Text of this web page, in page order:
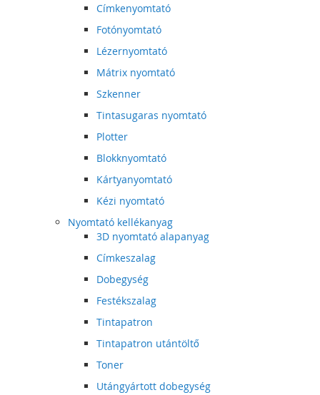
Címkenyomtató
Fotónyomtató
Lézernyomtató
Mátrix nyomtató
Szkenner
Tintasugaras nyomtató
Plotter
Blokknyomtató
Kártyanyomtató
Kézi nyomtató
Nyomtató kellékanyag
3D nyomtató alapanyag
Címkeszalag
Dobegység
Festékszalag
Tintapatron
Tintapatron utántöltő
Toner
Utángyártott dobegység